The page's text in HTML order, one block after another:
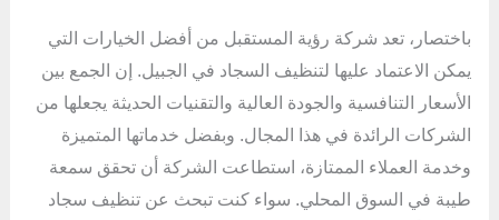
باختصار، تعد شركة رؤية المستقبل من أفضل الخيارات التي
يمكن الاعتماد عليها لتنظيف السجاد في الجبيل. إن الجمع بين
الأسعار التنافسية والجودة العالية والتقنيات الحديثة يجعلها من
الشركات الرائدة في هذا المجال. وبفضل خدماتها المتميزة
وخدمة العملاء الممتازة، استطاعت الشركة أن تحقق سمعة
طيبة في السوق المحلي. سواء كنت تبحث عن تنظيف سجاد